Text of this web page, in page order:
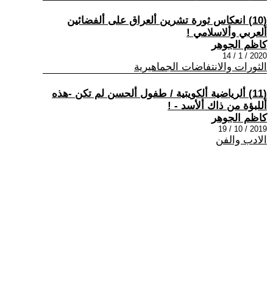
(10) انعكاس ثورة تشرين ألعراق على ألفضائين
ألعربي وألاسلامي !
كاظم الجوهر
2020 / 1 / 14
الثورات والانتفاضات الجماهيرية
(11) ألرياضية ألكويتية / طفول ألحسن لم تكن -هذه
أللبؤة من ذاك ألأسد - !
كاظم الجوهر
2019 / 10 / 19
الادب والفن